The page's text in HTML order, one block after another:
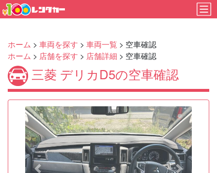
ホーム > 車両を探す > 車両一覧 > 空車確認
ホーム > 店舗を探す > 店舗詳細 > 空車確認
三菱 デリカD5の空車確認